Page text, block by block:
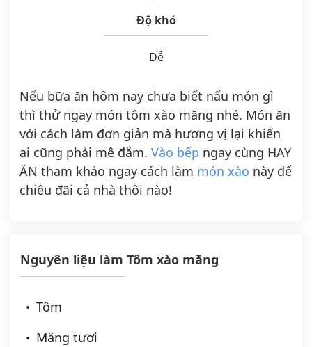
Độ khó
Dễ
Nếu bữa ăn hôm nay chưa biết nấu món gì
thì thử ngay món tôm xào măng nhé. Món ăn
với cách làm đơn giản mà hương vị lại khiến
ai cũng phải mê đắm. Vào bếp ngay cùng HAY
ĂN tham khảo ngay cách làm món xào này để
chiêu đãi cả nhà thôi nào!
Nguyên liệu làm Tôm xào măng
Tôm
Măng tươi